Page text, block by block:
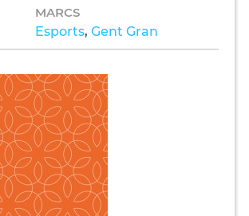
MARCS
Esports, Gent Gran